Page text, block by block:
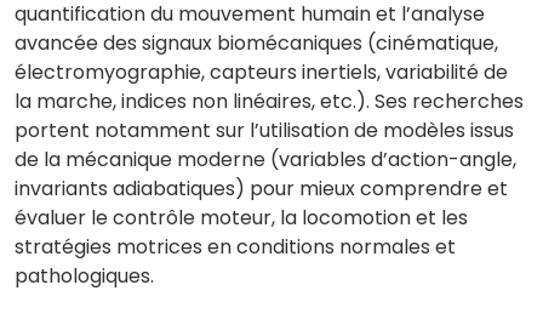
quantification du mouvement humain et l’analyse
avancée des signaux biomécaniques (cinématique,
électromyographie, capteurs inertiels, variabilité de
la marche, indices non linéaires, etc.). Ses recherches
portent notamment sur l’utilisation de modèles issus
de la mécanique moderne (variables d’action-angle,
invariants adiabatiques) pour mieux comprendre et
évaluer le contrôle moteur, la locomotion et les
stratégies motrices en conditions normales et
pathologiques.